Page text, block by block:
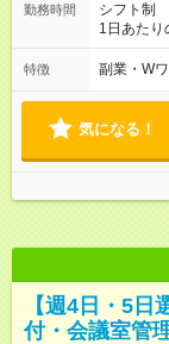
勤務時間
シフト制
1日あた
に勤務い
間 土日祝
特徴 副業・W
気になる！
【週4日・5
付・会議室管